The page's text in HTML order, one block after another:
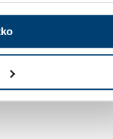
kalené sklo
výplne z dôvodu